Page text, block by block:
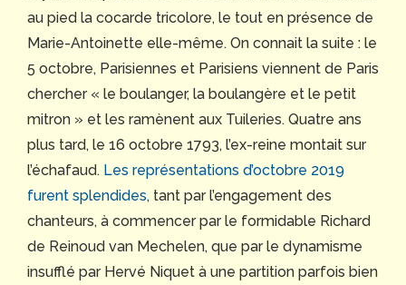
au pied la cocarde tricolore, le tout en présence de
Marie-Antoinette elle-même. On connait la suite : le
5 octobre, Parisiennes et Parisiens viennent de Paris
chercher « le boulanger, la boulangère et le petit
mitron » et les ramènent aux Tuileries. Quatre ans
plus tard, le 16 octobre 1793, l’ex-reine montait sur
l’échafaud. Les représentations d’octobre 2019
furent splendides, tant par l’engagement des
chanteurs, à commencer par le formidable Richard
de Reinoud van Mechelen, que par le dynamisme
insufflé par Hervé Niquet à une partition parfois bien